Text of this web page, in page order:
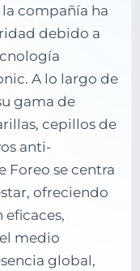
compañía ha
debido a
A lo largo de
gama de
cepillos de
anti-
Foreo se centra
ofreciendo
eficaces,
medio
global,